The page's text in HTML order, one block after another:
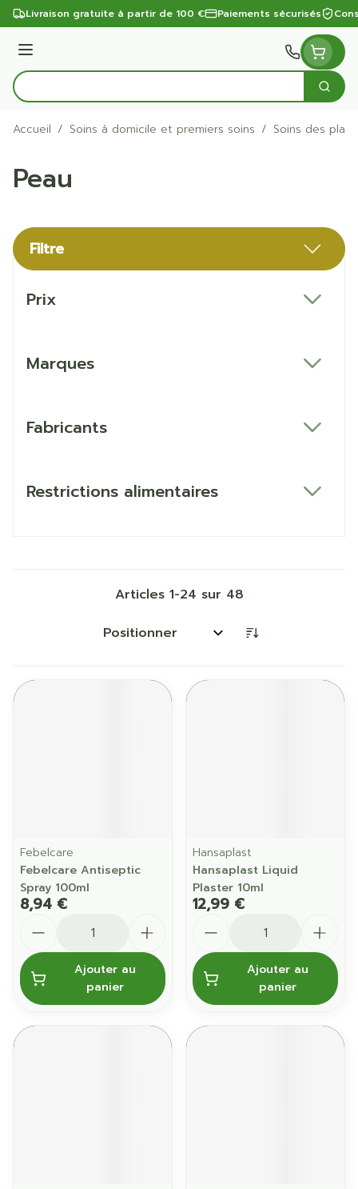
Aller au contenu
Livraison gratuite à partir de 100 € Paiements sécurisés
Menu
Rechercher
Accueil / Soins à domicile et premiers soins / Soins des
Peau
Filtre
Prix
Marques
Fabricants
Restrictions alimentaires
Articles 1-24 sur 48
Trier par:
Febelcare
Febelcare Antiseptic
Spray 100ml
8,94 €
Ajouter au
panier
Hansaplast
Hansaplast Liquid
Plaster 10ml
12,99 €
Ajouter au
panier